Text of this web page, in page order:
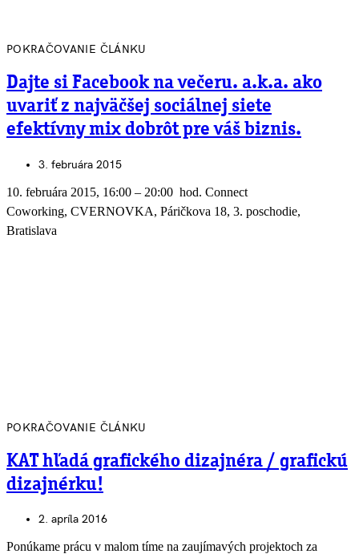
POKRAČOVANIE ČLÁNKU
Dajte si Facebook na večeru. a.k.a. ako
uvariť z najväčšej sociálnej siete
efektívny mix dobrôt pre váš biznis.
3. februára 2015
10. februára 2015, 16:00 – 20:00 hod. Connect
Coworking, CVERNOVKA, Páričkova 18, 3. poschodie,
Bratislava
POKRAČOVANIE ČLÁNKU
KAT hľadá grafického dizajnéra / grafickú
dizajnérku!
2. apríla 2016
Ponúkame prácu v malom tíme na zaujímavých projektoch za